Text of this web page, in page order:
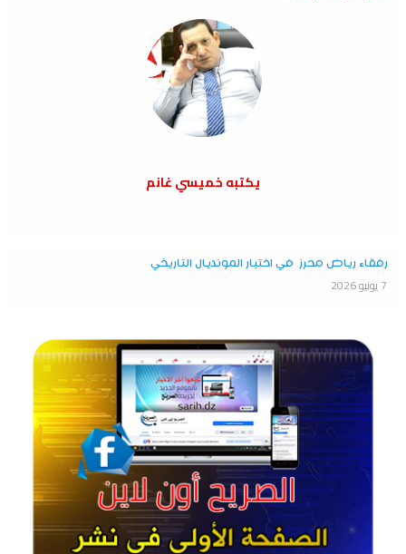
يكتبه خميسي غانم
رفقاء رياض محرز في اختبار المونديال التاريخي
7 يونيو 2026